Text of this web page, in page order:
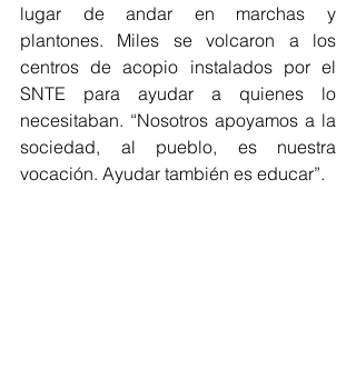
lugar de andar en marchas y
plantones. Miles se volcaron a los
centros de acopio instalados por el
SNTE para ayudar a quienes lo
necesitaban. “Nosotros apoyamos a la
sociedad, al pueblo, es nuestra
vocación. Ayudar también es educar”.